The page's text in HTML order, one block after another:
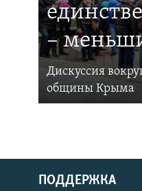
–
Дискуссия
общины Крыма
ПОДДЕРЖКА